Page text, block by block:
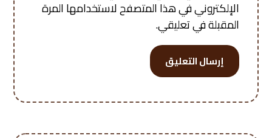
الإلكتروني في هذا المتصفح لاستخدامها المرة
المقبلة في تعليقي.
إرسال التعليق